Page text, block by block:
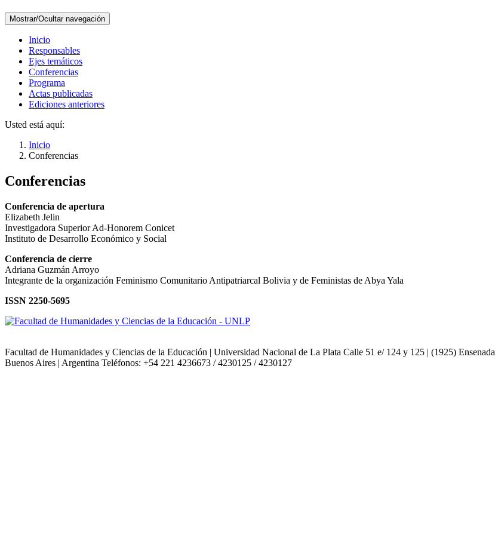
Mostrar/Ocultar navegación
Inicio
Responsables
Ejes temáticos
Conferencias
Programa
Actas publicadas
Ediciones anteriores
Usted está aquí:
Inicio
Conferencias
Conferencias
Conferencia de apertura
Elizabeth Jelin
Investigadora Superior Ad-Honorem Conicet
Instituto de Desarrollo Económico y Social
Conferencia de cierre
Adriana Guzmán Arroyo
Integrante de la organización Feminismo Comunitario Antipatriarcal Bolivia y de Feministas de Abya Yala
ISSN 2250-5695
Facultad de Humanidades y Ciencias de la Educación | Universidad Nacional de La Plata Calle 51 e/ 124 y 125 | (1925) Ensenada
Buenos Aires | Argentina Teléfonos: +54 221 4236673 / 4230125 / 4230127